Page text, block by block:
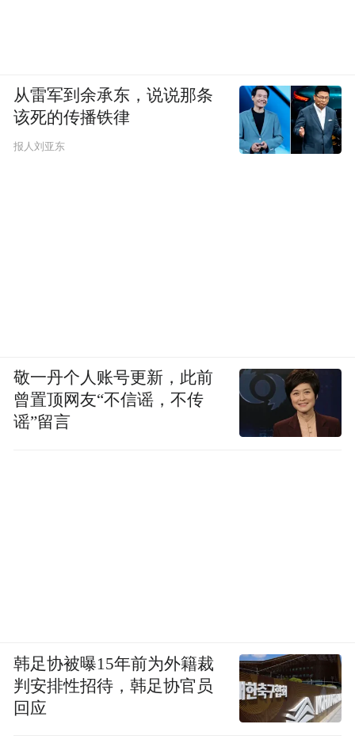
从雷军到余承东，说说那条
该死的传播铁律
报人刘亚东
敬一丹个人账号更新，此前
曾置顶网友“不信谣，不传
谣”留言
韩足协被曝15年前为外籍裁
判安排性招待，韩足协官员
回应